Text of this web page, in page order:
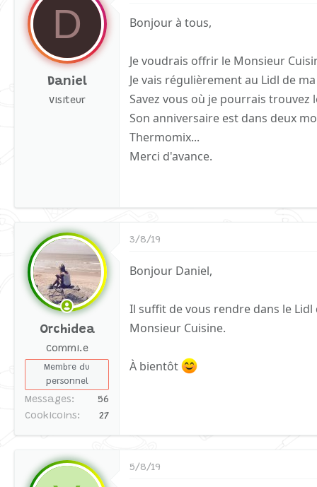
D
Daniel
Visiteur
Bonjour à tous,
Je voudrais offrir le Monsieur
Je vais régulièrement au Lidl de
Savez vous où je pourrais trouvez
Son anniversaire est dans deux
Thermomix...
Merci d'avance.
Orchidea
Commi.e
Membre du
personnel
Messages
56
Cookicoins
27
3/8/19
Bonjour Daniel,
Il suffit de vous rendre dans le
Monsieur Cuisine.
À bientôt
5/8/19